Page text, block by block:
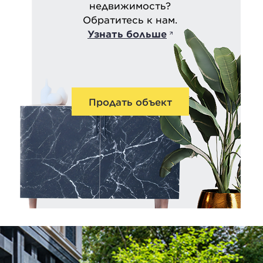
недвижимость?
Обратитесь к нам.
Узнать больше
Продать объект